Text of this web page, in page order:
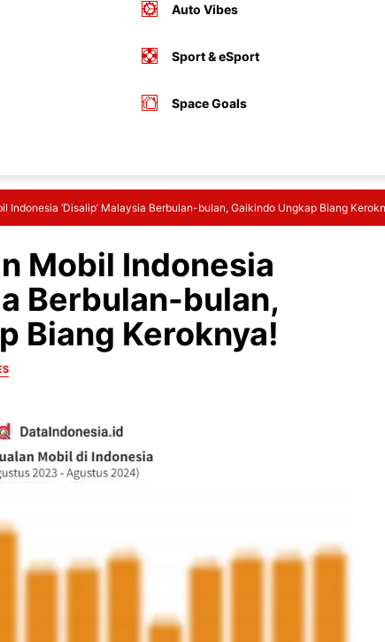
Auto Vibes
Sport & eSport
Space Goals
Indonesia ‘Disalip’ Malaysia Berbulan-bulan, Gaikindo Ungkap Biang
Mobil Indonesia
Berbulan-bulan,
Biang Keroknya!
–
tahun
Can Eat Bandung
menguntungkan? ...